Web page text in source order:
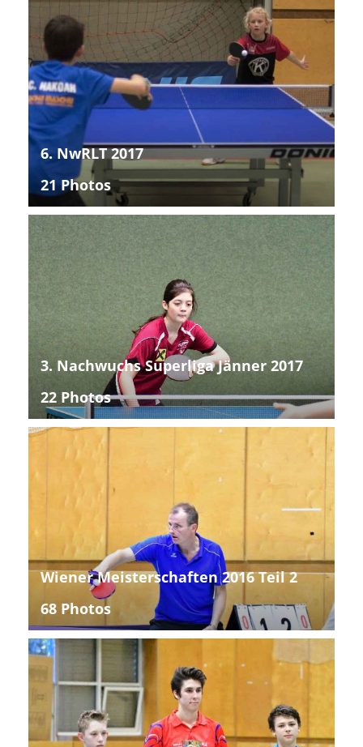
6. NwRLT 2017
21 Photos
3. Nachwuchs Superliga Jänner 2017
22 Photos
Wiener Meisterschaften 2016 Teil 2
68 Photos